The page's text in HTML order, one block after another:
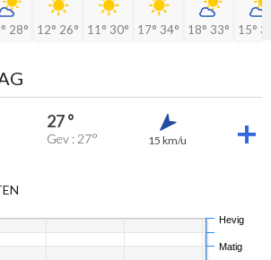
28° 12° 26° 11° 30° 17° 34° 18° 33° 15°
27 °
Gev : 27° 15 km/u
Matig
Hevig